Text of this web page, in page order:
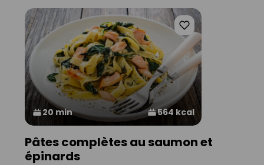
20 min 564 kcal
Pâtes complètes au saumon et
épinards